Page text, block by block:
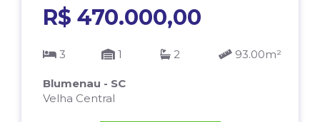
R$ 470.000,00
3 1 2 93.00m²
Blumenau - SC
Velha Central